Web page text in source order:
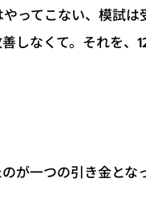
ってこない、模試
しなくて。それを、
が一つの引き金と